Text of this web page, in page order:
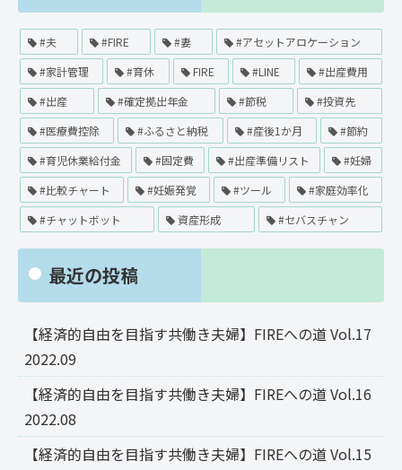
#夫 #FIRE #妻
#アセットアロケーション
#家計管理
#育休 FIRE #LINE
#出産費用
#出産
#確定拠出年金 #節税
#投資先
#医療費控除
#ふるさと納税 #産後1か月
#節約
#育児休業給付金
#固定費 #出産準備リスト
#妊婦
#比較チャート
#妊娠発覚 #ツール
#家庭効率化
#チャットボット
資産形成 #セバスチャン
最近の投稿
【経済的自由を目指す共働き夫婦】FIREへの道 Vol.17
2022.09
【経済的自由を目指す共働き夫婦】FIREへの道 Vol.16
2022.08
【経済的自由を目指す共働き夫婦】FIREへの道 Vol.15